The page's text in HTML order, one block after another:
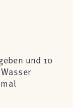
und 10